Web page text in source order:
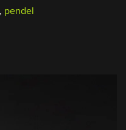
, pendel